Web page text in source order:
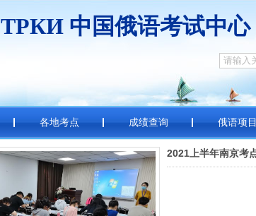
ТРКИ 中国俄
各地考点 成绩查询 俄语项
2021上半年南京考